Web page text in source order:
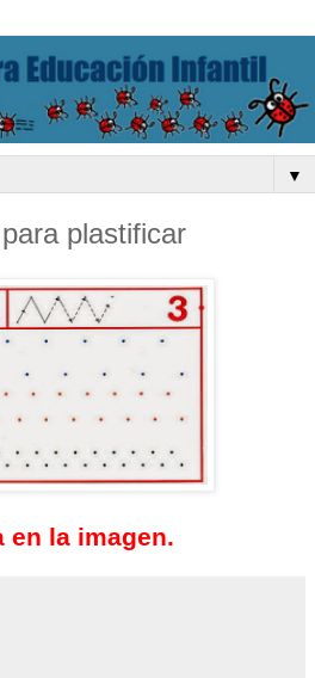
▼
plastificar
en la imagen.